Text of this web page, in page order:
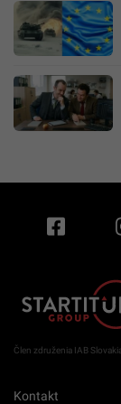
Člen združenia IAB
Kontakt